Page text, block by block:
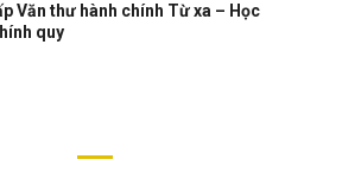
Văn thư hành chính Từ xa – Học
quy